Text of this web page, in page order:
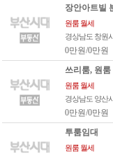
장안아트빌
원룸 월세
경상남도 창원
0만원/0만원
쓰리룸, 원룸
원룸 월세
경상남도 양산
0만원/0만원
투룸임대
원룸 월세